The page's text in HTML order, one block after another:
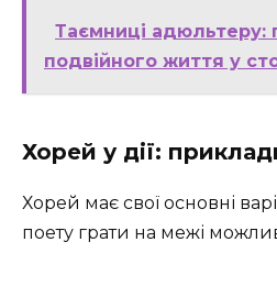
Таємниці адюльтеру:
подвійного життя у
Хорей у дії:
Хорей має свої основні
поету грати на межі